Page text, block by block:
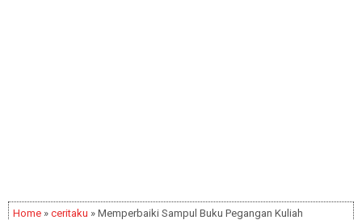
Home » ceritaku » Memperbaiki Sampul Buku Pegangan Kuliah